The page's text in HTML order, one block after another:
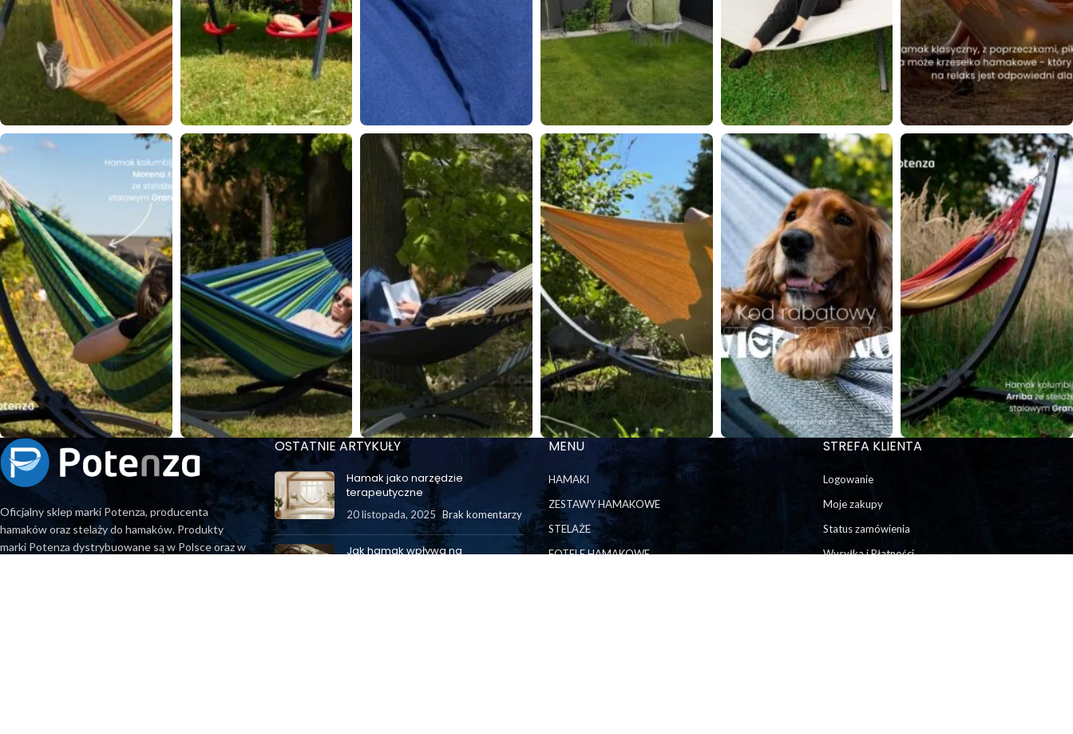
Oficjalny sklep marki Potenza, producenta
hamaków oraz stelaży do hamaków. Produkty
marki Potenza dystrybuowane są w Polsce oraz w
OSTATNIE ARTYKUŁY
Hamak jako narzędzie
terapeutyczne
20 listopada, 2025 Brak komentarzy
Jak hamak wpływa na
MENU
HAMAKI
ZESTAWY HAMAKOWE
STELAŻE
FOTELE HAMAKOWE
STREFA KLIENTA
Logowanie
Moje zakupy
Status zamówienia
Wysyłka i Płatności